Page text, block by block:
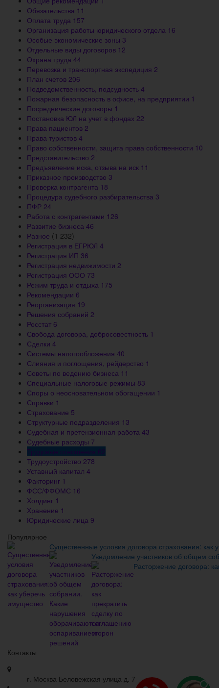
Обязательства 11
Оплата труда 157
Организация работы юридического отдела 16
Особые экономические зоны 3
Отдельные виды договоров 12
Охрана труда 44
Перевозка и транспортная экспедиция 2
План счетов 206
Подведомственность, подсудность 4
Пожарная безопасность в офисе, на предприятии 1
Посреднические договоры 1
Постановка ЮЛ на учет в фондах 22
Права пациентов 2
Права туристов 4
Право собственности, защита права собственности 10
Представительство 2
Предъявление иска, отзыва на иск 11
Приказное производство 3
Проверка контрагента 18
Процедура судебного разбирательства 3
ПФР 24
Работа с контрагентами 126
Развитие бизнеса 46
Разное (1 232)
Регистрация в ЕГРЮЛ 4
Регистрация ИП 36
Регистрация недвижимости 2
Регистрация ООО 73
Режим труда и отдыха 175
Рекомендации 6
Реорганизация 19
Решения собраний 2
Росстат 6
Свобода договора, добросовестность 1
Сделки 4
Системы налогообложения 40
Слияния и поглощения, рейдерство 1
Советы по ведению бизнеса 11
Специальные налоговые режимы 83
Споры о неосновательном обогащении 1
Справки 1
Страхование 5
Структурные подразделения 13
Судебная и претензионная работа 43
Судебные расходы 7
Трудоустройство 278
Уставный капитал 4
Факторинг 1
ФСС/ФФОМС 16
Холдинг 1
Хранение 1
Юридические лица 9
Популярное
Существенные условия договора страхования: как
Уведомление участников об общем
Расторжение договора:
Контакты
г. Москва Беловежская улица д. 7